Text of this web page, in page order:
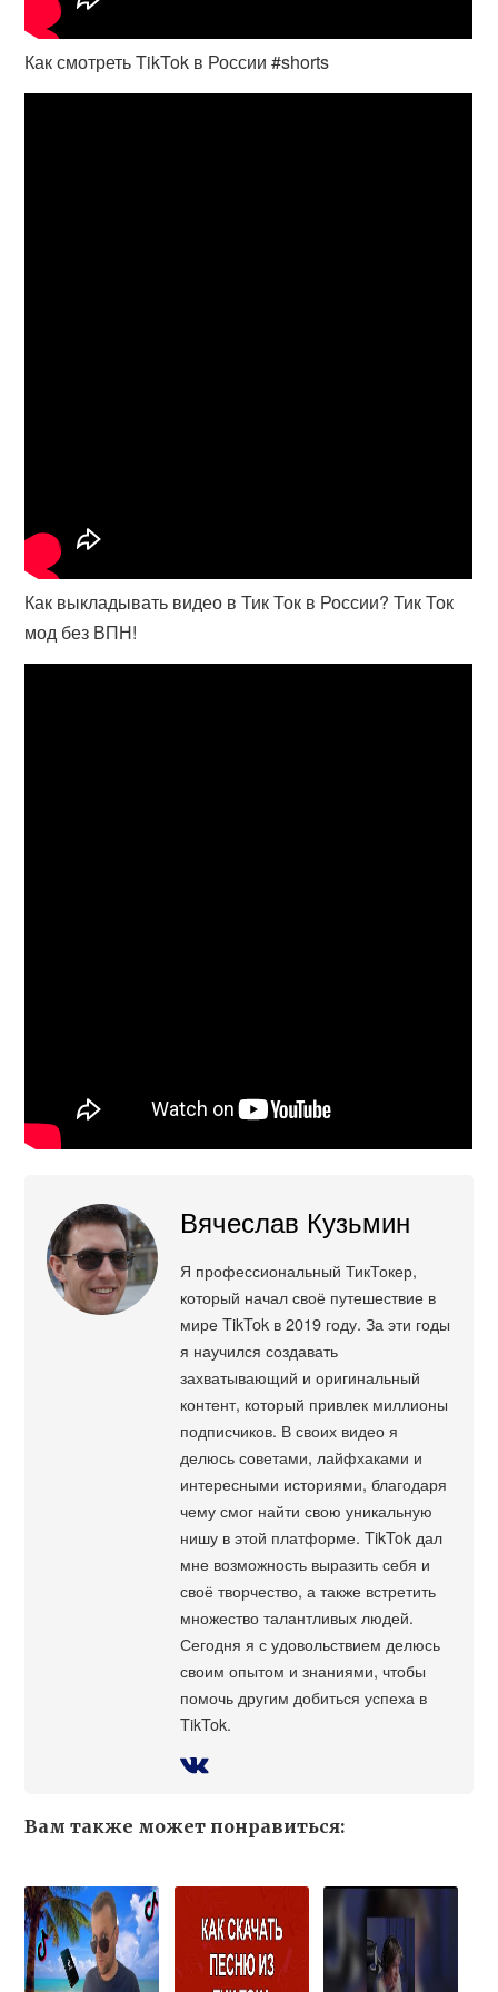
Как смотреть TikTok в России #shorts
Как выкладывать видео в Тик Ток в России? Тик Ток
мод без ВПН!
Вячеслав Кузьмин
Я профессиональный ТикТокер,
который начал своё путешествие в
мире TikTok в 2019 году. За эти годы
я научился создавать
захватывающий и оригинальный
контент, который привлек миллионы
подписчиков. В своих видео я
делюсь советами, лайфхаками и
интересными историями, благодаря
чему смог найти свою уникальную
нишу в этой платформе. TikTok дал
мне возможность выразить себя и
своё творчество, а также встретить
множество талантливых людей.
Сегодня я с удовольствием делюсь
своим опытом и знаниями, чтобы
помочь другим добиться успеха в
TikTok.
Вам также может понравиться: